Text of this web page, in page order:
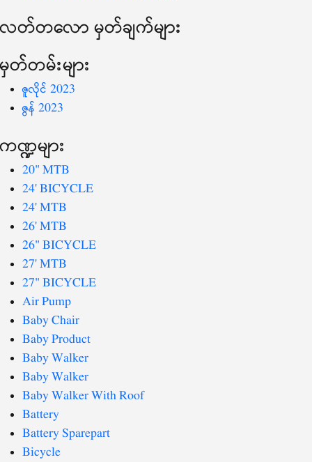
လတ်တ‌လော မှတ်ချက်များ
မှတ်တမ်းများ
ဇူလိုင် 2023
ဇွန် 2023
ကဏ္ဍများ
20" MTB
24' BICYCLE
24' MTB
26' MTB
26" BICYCLE
27' MTB
27" BICYCLE
Air Pump
Baby Chair
Baby Product
Baby Walker
Baby Walker
Baby Walker With Roof
Battery
Battery Sparepart
Bicycle